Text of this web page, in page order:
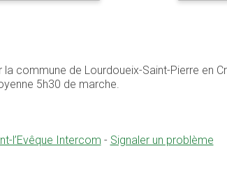
commune de Lourdoueix-Saint-Pierre en
5h30 de marche.
l’Evêque Intercom - Signaler un problème